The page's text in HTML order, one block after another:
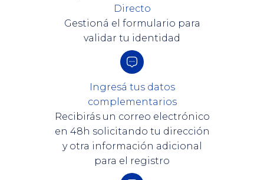
Directo
Gestioná el formulario para
validar tu identidad
Ingresá tus datos
complementarios
Recibirás un correo electrónico
en 48h solicitando tu dirección
y otra información adicional
para el registro